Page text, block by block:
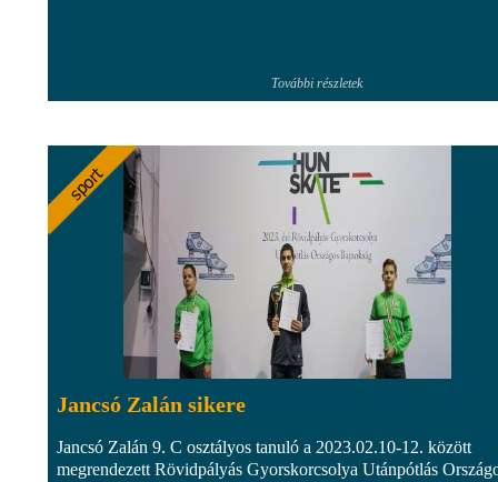
További részletek
Jancsó Zalán sikere
Jancsó Zalán 9. C osztályos tanuló a 2023.02.10-12. között
megrendezett Rövidpályás Gyorskorcsolya Utánpótlás